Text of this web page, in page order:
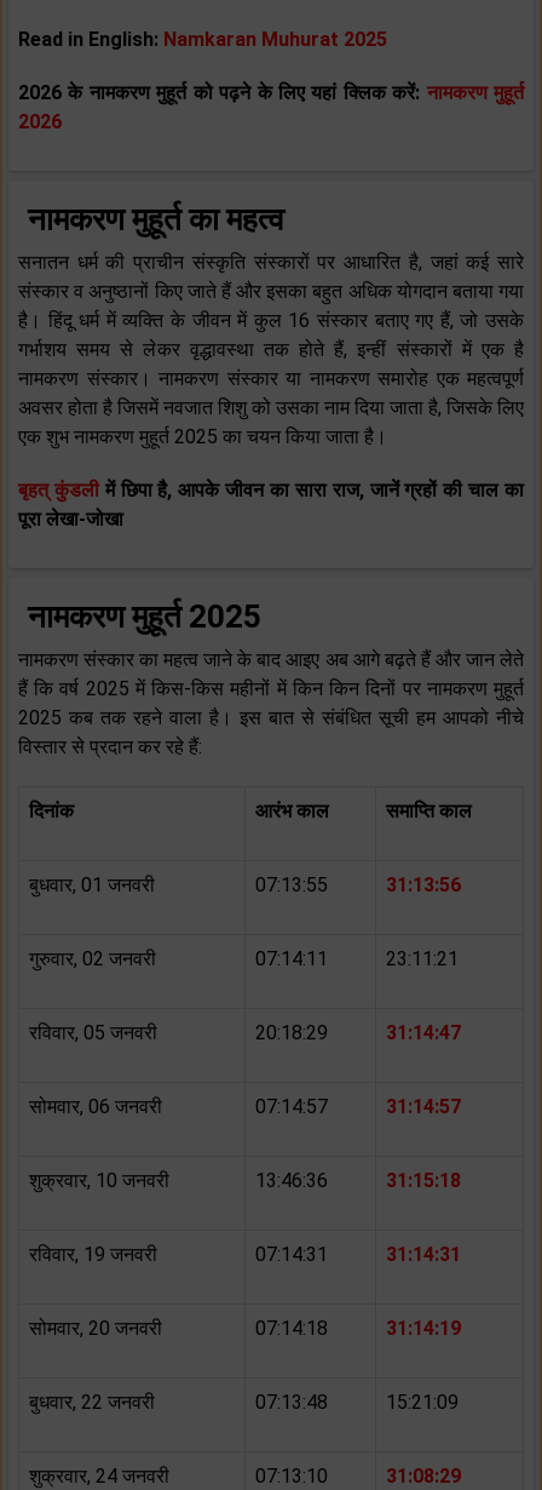
Read in English: Namkaran Muhurat 2025
2026 के नामकरण मुहूर्त को पढ़ने के लिए यहां क्लिक करें: नामकरण मुहूर्त
2026
नामकरण मुहूर्त का महत्व
सनातन धर्म की प्राचीन संस्कृति संस्कारों पर आधारित है, जहां कई सारे
संस्कार व अनुष्ठानों किए जाते हैं और इसका बहुत अधिक योगदान बताया गया
है। हिंदू धर्म में व्यक्ति के जीवन में कुल 16 संस्कार बताए गए हैं, जो उसके
गर्भाशय समय से लेकर वृद्धावस्था तक होते हैं, इन्हीं संस्कारों में एक है
नामकरण संस्कार। नामकरण संस्कार या नामकरण समारोह एक महत्वपूर्ण
अवसर होता है जिसमें नवजात शिशु को उसका नाम दिया जाता है, जिसके लिए
एक शुभ नामकरण मुहूर्त 2025 का चयन किया जाता है।
बृहत् कुंडली में छिपा है, आपके जीवन का सारा राज, जानें ग्रहों की चाल का
पूरालेखा-जोखा
नामकरण मुहूर्त 2025
नामकरण संस्कार का महत्व जाने के बाद आइए अब आगे बढ़ते हैं और जान लेते
हैं कि वर्ष 2025 में किस-किस महीनों में किन किन दिनों पर नामकरण मुहूर्त
2025 कब तक रहने वाला है। इस बात से संबंधित सूची हम आपको नीचे
विस्तार से प्रदान कर रहे हैं:
दिनांक आरंभ काल समाप्ति काल
बुधवार, 01 जनवरी 07:13:55 31:13:56
गुरुवार, 02 जनवरी 07:14:11 23:11:21
रविवार, 05 जनवरी 20:18:29 31:14:47
सोमवार, 06 जनवरी 07:14:57 31:14:57
शुक्रवार, 10 जनवरी 13:46:36 31:15:18
रविवार, 19 जनवरी 07:14:31 31:14:31
सोमवार, 20 जनवरी 07:14:18 31:14:19
बुधवार, 22 जनवरी 07:13:48 15:21:09
शुक्रवार, 24 जनवरी 07:13:10 31:08:29